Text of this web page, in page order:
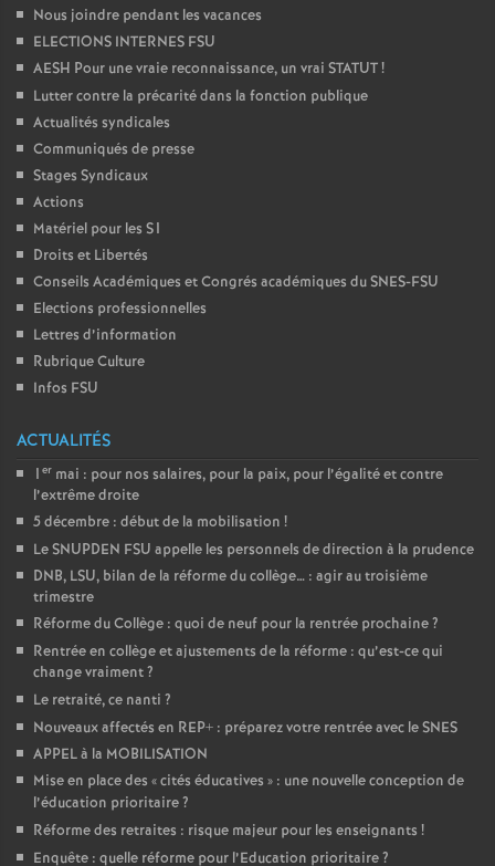
Nous joindre pendant les vacances
ELECTIONS INTERNES FSU
AESH Pour une vraie reconnaissance, un vrai STATUT!
Lutter contre la précarité dans la fonction publique
Actualités syndicales
Communiqués de presse
Stages Syndicaux
Actions
Matériel pour les S1
Droits et Libertés
Conseils Académiques et Congrés académiques du SNES-FSU
Elections professionnelles
Lettres d’information
Rubrique Culture
Infos FSU
ACTUALITÉS
1 er mai : pour nos salaires, pour la paix, pour l’égalité et contre
l’extrême droite
5 décembre : début de la mobilisation !
Le SNUPDEN FSU appelle les personnels de direction à la prudence
DNB, LSU, bilan de la réforme du collège… : agir au troisième
trimestre
Réforme du Collège : quoi de neuf pour la rentrée prochaine?
Rentrée en collège et ajustements de la réforme : qu’est-ce qui
change vraiment?
Le retraité, ce nanti ?
Nouveaux affectés en REP+ : préparez votre rentrée avec le SNES
APPEL à la MOBILISATION
Mise en place des «cités éducatives » : une nouvelle conception de
l’éducation prioritaire?
Réforme des retraites : risque majeur pour les enseignants !
Enquête : quelle réforme pour l’Education prioritaire?